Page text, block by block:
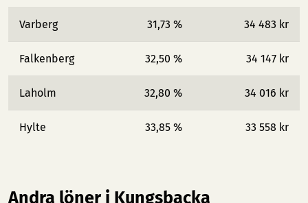
Varberg 31,73 % 34 483 kr
Falkenberg 32,50 % 34 147 kr
Laholm 32,80 % 34 016 kr
Hylte 33,85 % 33 558 kr
Andra löner i Kungsbacka